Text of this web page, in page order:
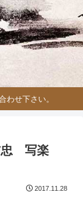
わせ下さい。
忠 写楽
2017.11.28